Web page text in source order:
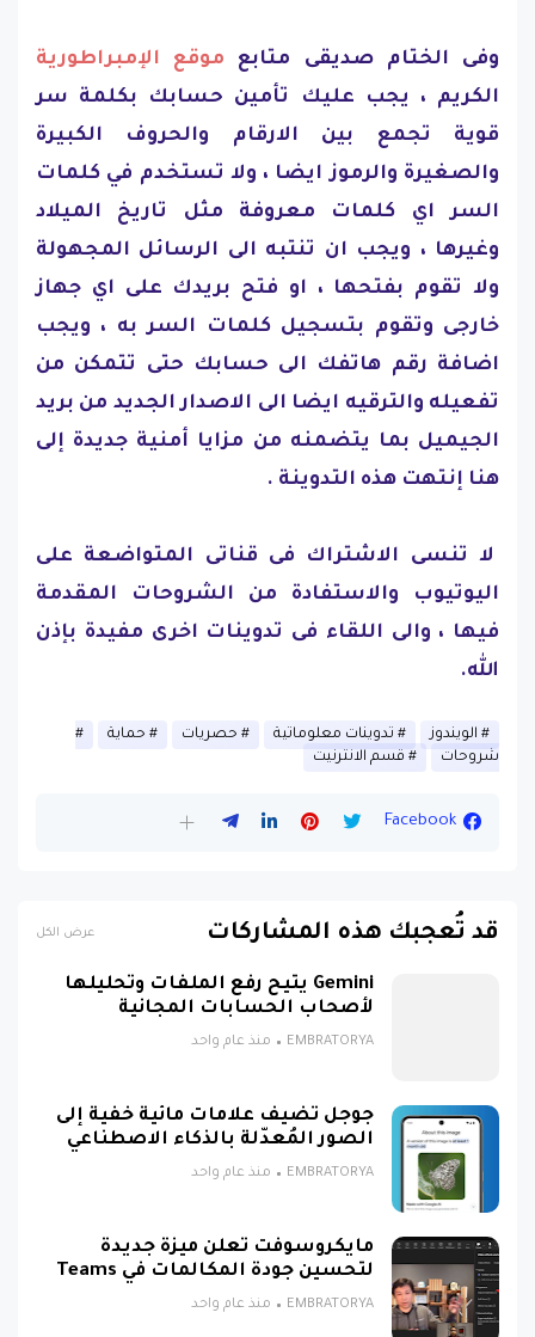
وفى الختام صديقى متابع موقع الإمبراطورية
الكريم ، يجب عليك تأمين حسابك بكلمة سر
قوية تجمع بين الارقام والحروف الكبيرة
والصغيرة والرموز ايضا ، ولا تستخدم في كلمات
السر اي كلمات معروفة مثل تاريخ الميلاد
وغيرها ، ويجب ان تنتبه الى الرسائل المجهولة
ولا تقوم بفتحها ، او فتح بريدك على اي جهاز
خارجى وتقوم بتسجيل كلمات السر به ، ويجب
اضافة رقم هاتفك الى حسابك حتى تتمكن من
تفعيله والترقيه ايضا الى الاصدار الجديد من بريد
الجيميل بما يتضمنه من مزايا أمنية جديدة إلى
هنا إنتهت هذه التدوينة .
لا تنسى الاشتراك فى قناتى المتواضعة على
اليوتيوب والاستفادة من الشروحات المقدمة
فيها ، والى اللقاء فى تدوينات اخرى مفيدة بإذن
الله.
الويندوز تدوينات معلوماتية حصريات
حماية
شروحات
قسم الانترنيت
Facebook
قد تُعجبك هذه المشاركات عرض الكل
Gemini يتيح رفع الملفات وتحليلها
لأصحاب الحسابات المجانية
EMBRATORYA منذ عام واحد
جوجل تضيف علامات مائية خفية إلى
الصور المُعدّلة بالذكاء الاصطناعي
EMBRATORYA منذ عام واحد
مايكروسوفت تعلن ميزة جديدة
لتحسين جودة المكالمات في Teams
EMBRATORYA منذ عام واحد